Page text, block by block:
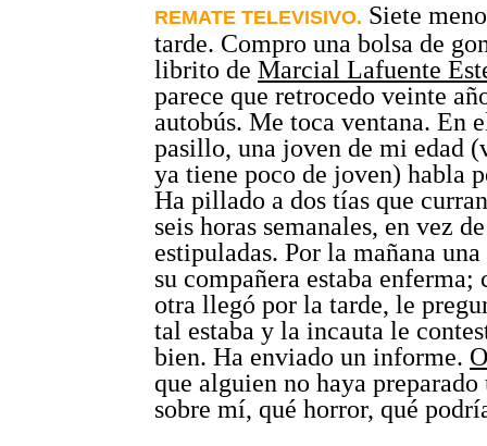
REMATE TELEVISIVO. Siete
tarde. Compro una bolsa de
librito de Marcial Lafuente
parece que retrocedo veinte
autobús. Me toca ventana. En
pasillo, una joven de mi edad
ya tiene poco de joven) habla
Ha pillado a dos tías que
seis horas semanales, en vez
estipuladas. Por la mañana
su compañera estaba enferma;
otra llegó por la tarde, le
tal estaba y la incauta le
bien. Ha enviado un informe.
que alguien no haya
sobre mí, qué horror, qué